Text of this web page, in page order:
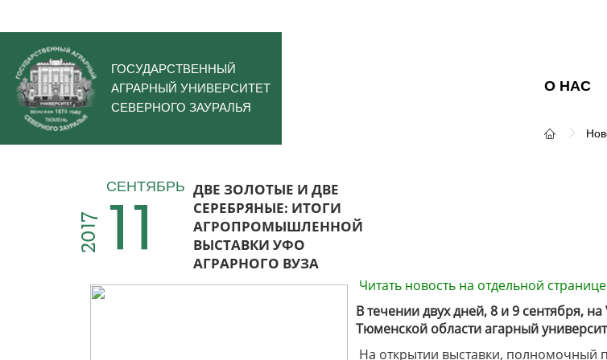
ГОСУДАРСТВЕННЫЙ
АГРАРНЫЙ УНИВЕРСИТЕТ
СЕВЕРНОГО ЗАУРАЛЬЯ
О НАС
2017
СЕНТЯБРЬ
11
ДВЕ ЗОЛОТЫЕ И ДВЕ
СЕРЕБРЯНЫЕ: ИТОГИ
АГРОПРОМЫШЛЕННОЙ
ВЫСТАВКИ УФО
АГРАРНОГО ВУЗА
Читать новость на отдельной странице
В течении двух дней, 8 и 9 сентября,
Тюменской области агарный
На открытии выставки, полномочный